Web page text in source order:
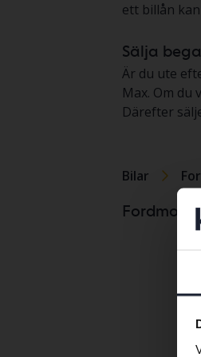
ett billån
Sälja
Är du ute
Max. Om
Därefter
Bilar